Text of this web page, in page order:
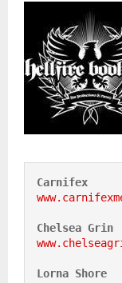
Carnifex
Chelsea Grin
Lorna Shore